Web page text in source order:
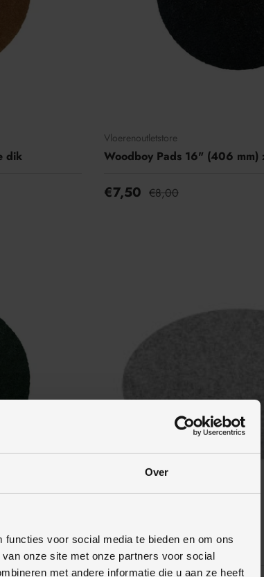
Over
voor social media te bieden en om ons
onze site met onze partners voor social
met andere informatie die u aan ze heeft
dik
Vloerenoutletstore
Woodboy Pads 16" (406 mm)
€7,50 €8,00
dik Vilt pad 16 inch